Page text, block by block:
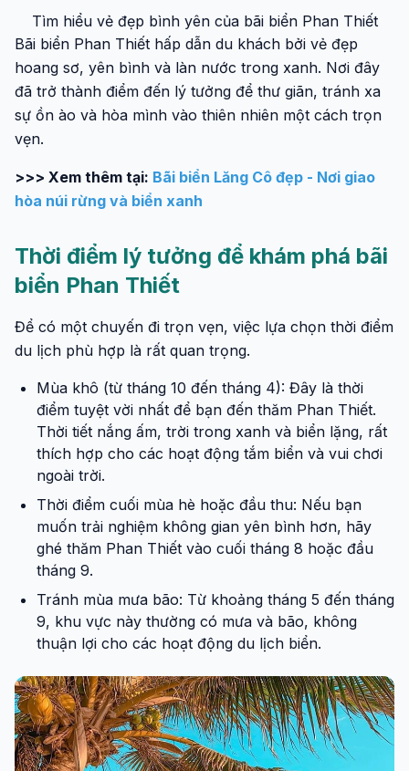
Tìm hiểu vẻ đẹp bình yên của bãi biển Phan Thiết
Bãi biển Phan Thiết hấp dẫn du khách bởi vẻ đẹp
hoang sơ, yên bình và làn nước trong xanh. Nơi đây
đã trở thành điểm đến lý tưởng để thư giãn, tránh xa
sự ồn ào và hòa mình vào thiên nhiên một cách trọn
vẹn.
>>> Xem thêm tại: Bãi biển Lăng Cô đẹp - Nơi giao
hòa núi rừng và biển xanh
Thời điểm lý tưởng để khám phá bãi
biển Phan Thiết
Để có một chuyến đi trọn vẹn, việc lựa chọn thời điểm
du lịch phù hợp là rất quan trọng.
Mùa khô (từ tháng 10 đến tháng 4): Đây là thời
điểm tuyệt vời nhất để bạn đến thăm Phan Thiết.
Thời tiết nắng ấm, trời trong xanh và biển lặng, rất
thích hợp cho các hoạt động tắm biển và vui chơi
ngoài trời.
Thời điểm cuối mùa hè hoặc đầu thu: Nếu bạn
muốn trải nghiệm không gian yên bình hơn, hãy
ghé thăm Phan Thiết vào cuối tháng 8 hoặc đầu
tháng 9.
Tránh mùa mưa bão: Từ khoảng tháng 5 đến tháng
9, khu vực này thường có mưa và bão, không
thuận lợi cho các hoạt động du lịch biển.